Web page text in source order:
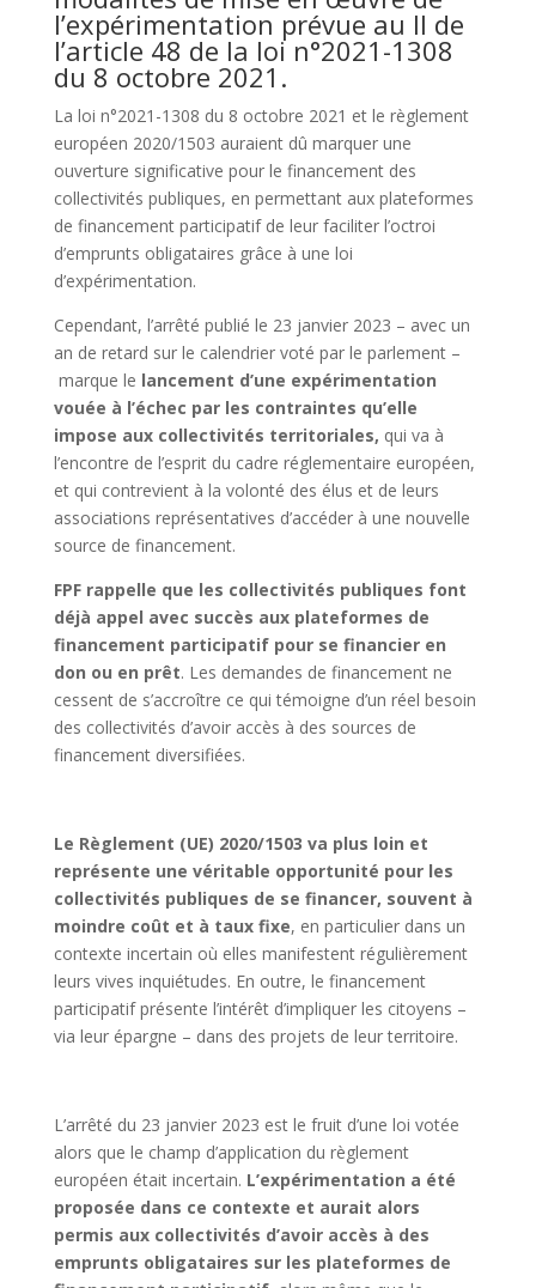
l’expérimentation prévue au II de
l’article 48 de la loi n°2021-1308
du 8 octobre 2021.
La loi n°2021-1308 du 8 octobre 2021 et le règlement
européen 2020/1503 auraient dû marquer une
ouverture significative pour le financement des
collectivités publiques, en permettant aux plateformes
de financement participatif de leur faciliter l’octroi
d’emprunts obligataires grâce à une loi
d’expérimentation.
Cependant, l’arrêté publié le 23 janvier 2023 – avec un
an de retard sur le calendrier voté par le parlement –
marque le lancement d’une expérimentation
vouée à l’échec par les contraintes qu’elle
impose aux collectivités territoriales, qui va à
l’encontre de l’esprit du cadre réglementaire européen,
et qui contrevient à la volonté des élus et de leurs
associations représentatives d’accéder à une nouvelle
source de financement.
FPF rappelle que les collectivités publiques font
déjà appel avec succès aux plateformes de
financement participatif pour se financier en
don ou en prêt. Les demandes de financement ne
cessent de s’accroître ce qui témoigne d’un réel besoin
des collectivités d’avoir accès à des sources de
financement diversifiées.
Le Règlement (UE) 2020/1503 va plus loin et
représente une véritable opportunité pour les
collectivités publiques de se financer, souvent à
moindre coût et à taux fixe, en particulier dans un
contexte incertain où elles manifestent régulièrement
leurs vives inquiétudes. En outre, le financement
participatif présente l’intérêt d’impliquer les citoyens –
via leur épargne – dans des projets de leur territoire.
L’arrêté du 23 janvier 2023 est le fruit d’une loi votée
alors que le champ d’application du règlement
européen était incertain. L’expérimentation a été
proposée dans ce contexte et aurait alors
permis aux collectivités d’avoir accès à des
emprunts obligataires sur les plateformes de